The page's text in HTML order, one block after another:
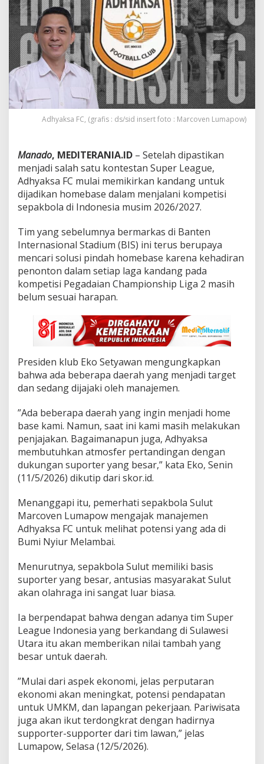
n
a
e
,
P
e
m
e
r
h
i
S
e
p
a
k
l
a
S
u
l
u
t
j
a
k
d
h
y
s
a
F
C
e
r
o
m
e
b
a
e
d
M
n
a
d
o
Adhyaksa FC, (grafis : ds/sid insert foto : Marcoven Lumapow)
Manado, MEDITERANIA.ID – Setelah dipastikan
menjadi salah satu kontestan Super League,
Adhyaksa FC mulai memikirkan kandang untuk
dijadikan homebase dalam menjalani kompetisi
sepakbola di Indonesia musim 2026/2027.
‎Tim yang sebelumnya bermarkas di Banten
Internasional Stadium (BIS) ini terus berupaya
mencari solusi pindah homebase karena kehadiran
penonton dalam setiap laga kandang pada
kompetisi Pegadaian Championship Liga 2 masih
belum sesuai harapan.
‎‎Presiden klub Eko Setyawan mengungkapkan
bahwa ada beberapa daerah yang menjadi target
dan sedang dijajaki oleh manajemen.
‎”Ada beberapa daerah yang ingin menjadi home
base kami. Namun, saat ini kami masih melakukan
penjajakan. Bagaimanapun juga, Adhyaksa
membutuhkan atmosfer pertandingan dengan
dukungan suporter yang besar,” kata Eko, Senin
(11/5/2026) dikutip dari skor.id.
‎Menanggapi itu, pemerhati sepakbola Sulut
Marcoven Lumapow mengajak manajemen
Adhyaksa FC untuk melihat potensi yang ada di
Bumi Nyiur Melambai.
‎Menurutnya, sepakbola Sulut memiliki basis
suporter yang besar, antusias masyarakat Sulut
akan olahraga ini sangat luar biasa.
‎Ia berpendapat bahwa dengan adanya tim Super
League Indonesia yang berkandang di Sulawesi
Utara itu akan memberikan nilai tambah yang
besar untuk daerah.
‎”Mulai dari aspek ekonomi, jelas perputaran
ekonomi akan meningkat, potensi pendapatan
untuk UMKM, dan lapangan pekerjaan. Pariwisata
juga akan ikut terdongkrat dengan hadirnya
supporter-supporter dari tim lawan,” jelas
Lumapow, Selasa (12/5/2026).